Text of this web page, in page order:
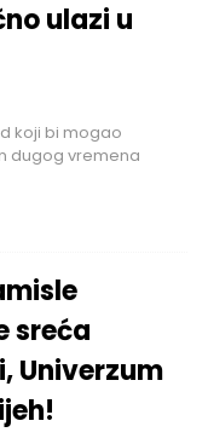
ulazi u
koji bi mogao
dugog vremena
sreća
Univerzum